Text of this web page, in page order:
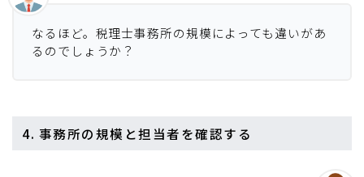
なるほど。税理士事務所の規模によっても違いがあ
るのでしょうか？
4. 事務所の規模と担当者を確認する